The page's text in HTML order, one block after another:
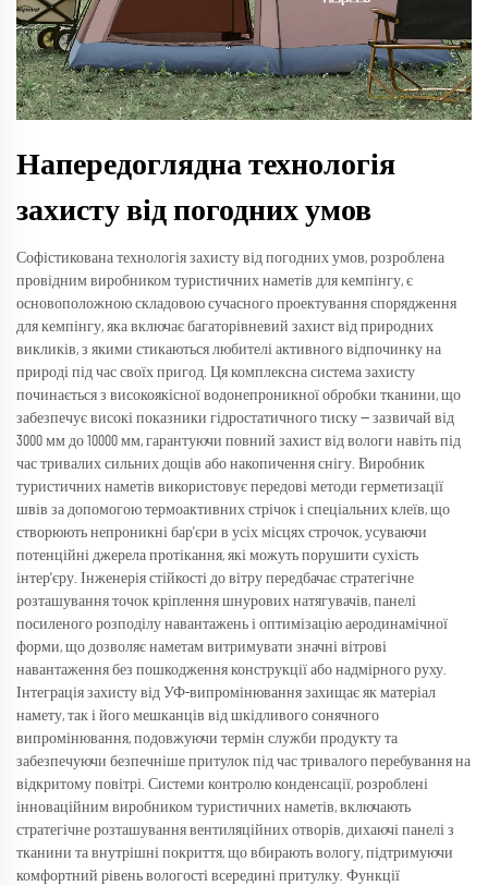
Напередоглядна технологія
захисту від погодних умов
Софістикована технологія захисту від погодних умов, розроблена
провідним виробником туристичних наметів для кемпінгу, є
основоположною складовою сучасного проектування спорядження
для кемпінгу, яка включає багаторівневий захист від природних
викликів, з якими стикаються любителі активного відпочинку на
природі під час своїх пригод. Ця комплексна система захисту
починається з високоякісної водонепроникної обробки тканини, що
забезпечує високі показники гідростатичного тиску — зазвичай від
3000 мм до 10000 мм, гарантуючи повний захист від вологи навіть під
час тривалих сильних дощів або накопичення снігу. Виробник
туристичних наметів використовує передові методи герметизації
швів за допомогою термоактивних стрічок і спеціальних клеїв, що
створюють непроникні бар'єри в усіх місцях строчок, усуваючи
потенційні джерела протікання, які можуть порушити сухість
інтер'єру. Інженерія стійкості до вітру передбачає стратегічне
розташування точок кріплення шнурових натягувачів, панелі
посиленого розподілу навантажень і оптимізацію аеродинамічної
форми, що дозволяє наметам витримувати значні вітрові
навантаження без пошкодження конструкції або надмірного руху.
Інтеграція захисту від УФ-випромінювання захищає як матеріал
намету, так і його мешканців від шкідливого сонячного
випромінювання, подовжуючи термін служби продукту та
забезпечуючи безпечніше притулок під час тривалого перебування на
відкритому повітрі. Системи контролю конденсації, розроблені
інноваційним виробником туристичних наметів, включають
стратегічне розташування вентиляційних отворів, дихаючі панелі з
тканини та внутрішні покриття, що вбирають вологу, підтримуючи
комфортний рівень вологості всередині притулку. Функції